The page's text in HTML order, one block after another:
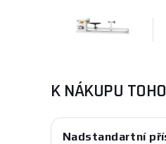
K NÁKUPU
Nadstandartní